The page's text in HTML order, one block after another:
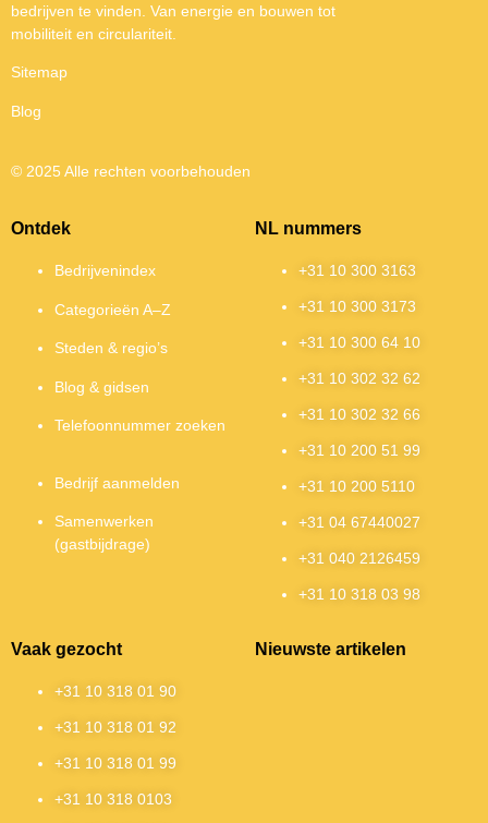
bedrijven te vinden. Van energie en bouwen tot
mobiliteit en circulariteit.
Sitemap
Blog
© 2025 Alle rechten voorbehouden
Ontdek
Bedrijvenindex
Categorieën A–Z
Steden & regio’s
Blog & gidsen
Telefoonnummer zoeken
Bedrijf aanmelden
Samenwerken
(gastbijdrage)
NL nummers
+31 10 300 3163
+31 10 300 3173
+31 10 300 64 10
+31 10 302 32 62
+31 10 302 32 66
+31 10 200 51 99
+31 10 200 5110
+31 04 67440027
+31 040 2126459
+31 10 318 03 98
Vaak gezocht
+31 10 318 01 90
+31 10 318 01 92
+31 10 318 01 99
+31 10 318 0103
Nieuwste artikelen